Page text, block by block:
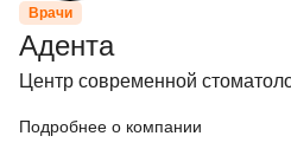
Врачи
Адента
Центр современной
Подробнее о компании